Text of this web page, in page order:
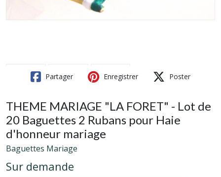
Partager Enregistrer Poster
THEME MARIAGE "LA FORET" - Lot de
20 Baguettes 2 Rubans pour Haie
d'honneur mariage
Baguettes Mariage
Sur demande